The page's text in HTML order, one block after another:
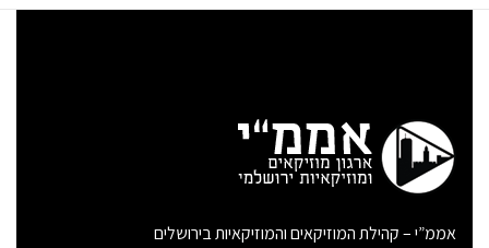
אממ”י – קהילת המוזיקאים והמוזיקאיות בירושלים